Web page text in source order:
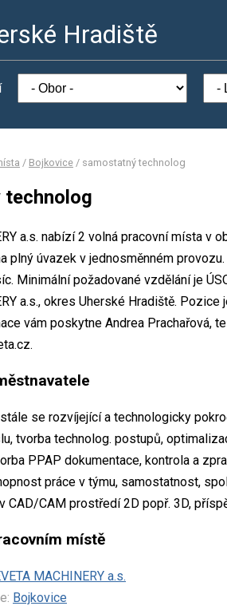
Hradiště
/ Bojkovice / samostatný technolog
a.s. nabízí 2 volná pracovní místa v
plný úvazek v jednosměnném
Minimální požadované vzdělání je
a.s., okres Uherské Hradiště.
vám poskytne Andrea Prachařová,
se rozvíjející a technologicky
tvorba technolog. postupů,
PPAP dokumentace, kontrola a
práce v týmu, samostatnost,
CAD/CAM prostředí 2D popř. 3D,
místě
MACHINERY a.s.
Bojkovice